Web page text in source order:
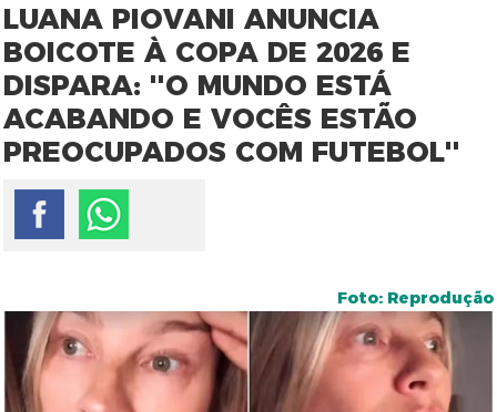
LUANA PIOVANI ANUNCIA
BOICOTE À COPA DE 2026 E
DISPARA: ''O MUNDO ESTÁ
ACABANDO E VOCÊS ESTÃO
PREOCUPADOS COM FUTEBOL''
Foto: Reprodução